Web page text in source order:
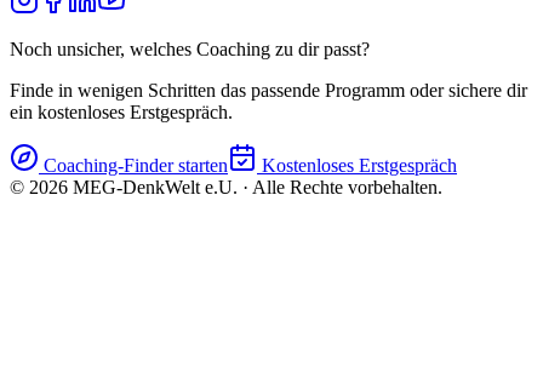
Noch unsicher, welches Coaching zu dir passt?
Finde in wenigen Schritten das passende Programm oder sichere dir
ein kostenloses Erstgespräch.
Coaching-Finder starten
Kostenloses Erstgespräch
© 2026 MEG-DenkWelt e.U. · Alle Rechte vorbehalten.